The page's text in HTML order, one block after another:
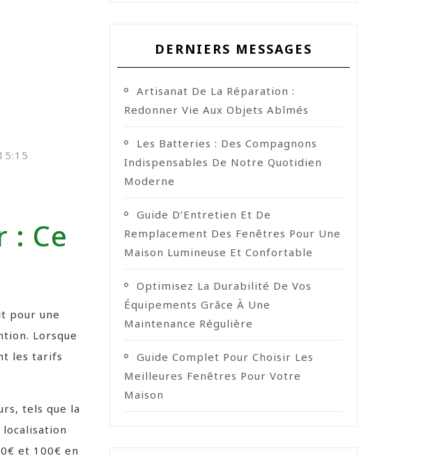
: Ce
pour une
Lorsque
les tarifs
tels que la
et 100€ en
DERNIERS MESSAGES
Artisanat De La Réparation :
Redonner Vie Aux Objets Abîmés
Les Batteries : Des Compagnons
Indispensables De Notre Quotidien
Moderne
Guide D’Entretien Et De
Remplacement Des Fenêtres Pour Une
Maison Lumineuse Et Confortable
Optimisez La Durabilité De Vos
Équipements Grâce À Une
Maintenance Régulière
Guide Complet Pour Choisir Les
Meilleures Fenêtres Pour Votre
Maison